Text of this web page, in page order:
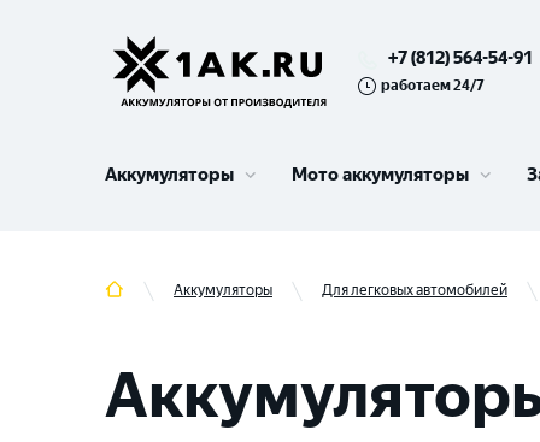
+7 (812) 564-54-91
работаем 24/7
Аккумуляторы Мото аккумуляторы
Аккумуляторы Для легковых автомобилей
Аккумуляторы